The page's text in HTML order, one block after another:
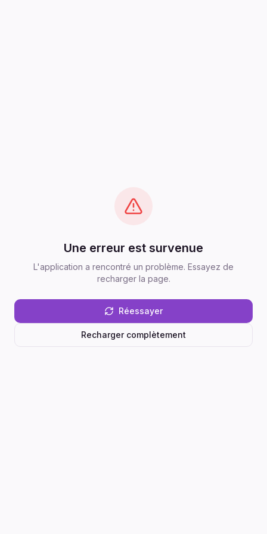
Une erreur est survenue
L'application a rencontré un problème. Essayez de
recharger la page.
Réessayer
Recharger complètement